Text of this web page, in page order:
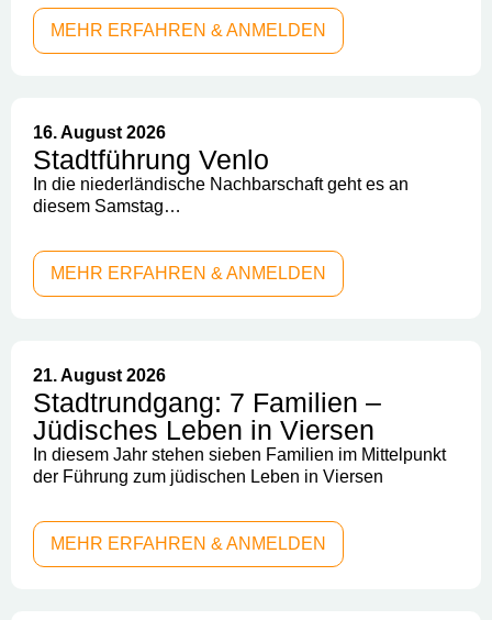
MEHR ERFAHREN & ANMELDEN
16. August 2026
Stadtführung Venlo
In die niederländische Nachbarschaft geht es an
diesem Samstag…
MEHR ERFAHREN & ANMELDEN
21. August 2026
Stadtrundgang: 7 Familien –
Jüdisches Leben in Viersen
In diesem Jahr stehen sieben Familien im Mittelpunkt
der Führung zum jüdischen Leben in Viersen
MEHR ERFAHREN & ANMELDEN